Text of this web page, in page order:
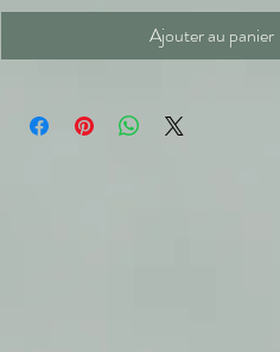
Ajouter au panier